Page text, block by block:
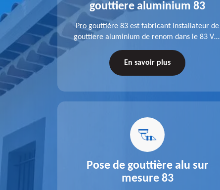
ses
Var,
de
gouttiere aluminium 83
Pro gouttière 83 est fabricant installateur de
gouttiere aluminium de renom dans le 83 Var.
veille à réaliser des gouttières performantes,
durables et à la hauteur de vos attentes.
En savoir plus
Pose de gouttière alu sur
mesure 83